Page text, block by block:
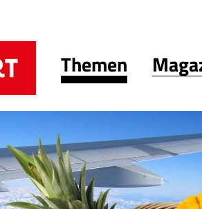
Themen